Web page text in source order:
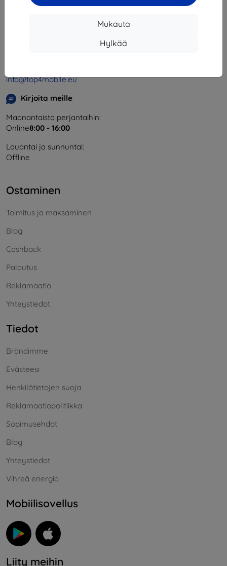
Mukauta
Hylkää
SK2023549671
info@top4mobile.eu
Kirjoita meille
Maanantaista perjantaihin:
Online8:00 - 16:00
Lauantai ja sunnuntai:
Offline
Ostaminen
Toimitus ja maksaminen
Blog
Cashback
Palautus
Reklamaatio
Yhteystiedot
Tiedot
Brändimme
Evästeesi
Henkilötietojen suoja
Reklamaatiopolitiikka
Sopimusehdot
Blog
Yhteystiedot
Vihreä energia
Mobiilisovellus
Liity meihin